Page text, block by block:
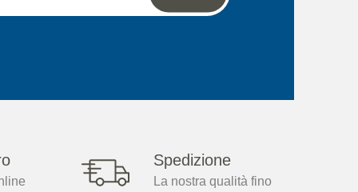
Spedizione
La nostra qualità fino